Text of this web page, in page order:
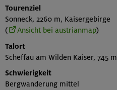
Tourenziel
Sonneck, 2260 m, Kaisergebirge
(
Ansicht bei austrianmap)
Talort
Scheffau am Wilden Kaiser, 745 m
Schwierigkeit
Bergwanderung mittel